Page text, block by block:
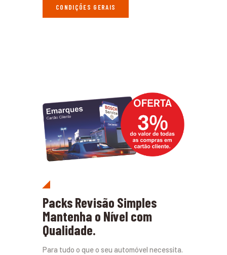
CONDIÇÕES GERAIS
Packs Revisão Simples
Mantenha o Nível com
Qualidade.
Para tudo o que o seu automóvel necessita.